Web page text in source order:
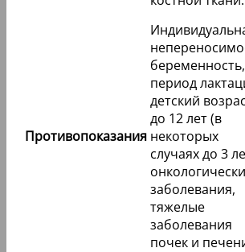
Противопоказания
беременность,
период
детский
до 12 лет (в
некоторых
случаях до 3
заболевания,
тяжелые
заболевания
почек и